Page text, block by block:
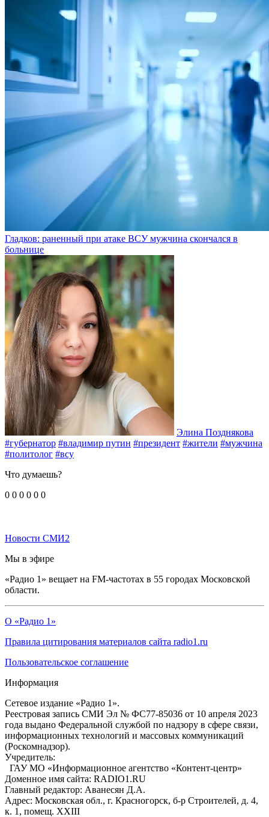
Гладков: раненный при атаке ВСУ мужчина скончался в
больнице
Элина Позднякова
#губернатор #владимир путин #президент #жители #мужчина
#политолог #всу
Что думаешь?
0 0 0 0 0 0
Новости СМИ2
Мы в эфире
«Радио 1» вещает на FM-частотах в 55 городах Московской
области.
О «Радио 1»
Правила цитирования материалов сайта radio1.ru
Пользовательское соглашение
Информация
Сетевое издание «Радио 1».
Реестровая запись СМИ Эл № ФС77-85036 от 10 апреля 2023
года выдано Федеральной службой по надзору в сфере связи,
информационных технологий и массовых коммуникаций
(Роскомнадзор).
Учредитель:
ГАУ МО «Информационное агентство «Контент-центр»
Доменное имя сайта: RADIO1.RU
Главный редактор: Аванесян Д.А.
Адрес: Московская обл., г. Красногорск, б-р Строителей, д. 4,
к. 1, помещ. XXIII